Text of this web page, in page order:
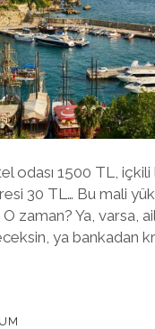
odası 1500 TL,
30 TL… Bu mali
zaman? Ya, varsa,
ya bankadan